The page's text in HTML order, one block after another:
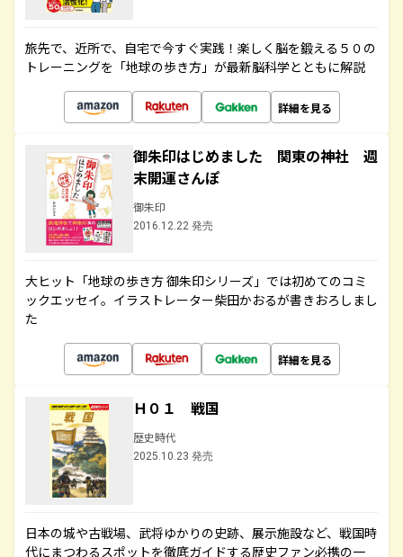
旅先で、近所で、自宅で今すぐ実践！楽しく脳を鍛える５０の
トレーニングを「地球の歩き方」が最新脳科学とともに解説
詳細を見る
御朱印はじめました 関東の神社 週
末開運さんぽ
御朱印
2016.12.22 発売
大ヒット「地球の歩き方 御朱印シリーズ」では初めてのコミ
ックエッセイ。イラストレーター柴田かおるが書きおろしまし
た
詳細を見る
Ｈ０１ 戦国
歴史時代
2025.10.23 発売
日本の城や古戦場、武将ゆかりの史跡、展示施設など、戦国時
代にまつわるスポットを徹底ガイドする歴史ファン必携の一